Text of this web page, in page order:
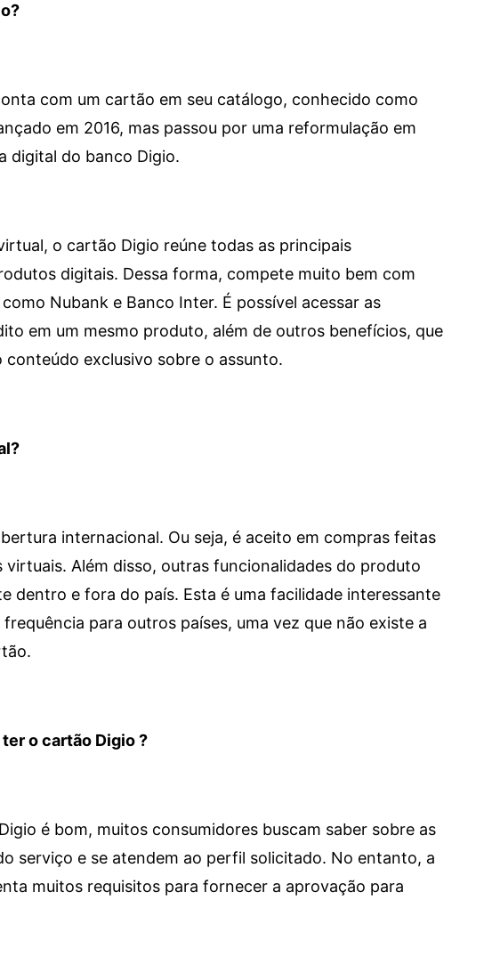
com um cartão em seu catálogo, conhecido como
em 2016, mas passou por uma reformulação em
digital do banco Digio.
o cartão Digio reúne todas as principais
digitais. Dessa forma, compete muito bem com
Nubank e Banco Inter. É possível acessar as
em um mesmo produto, além de outros benefícios, que
exclusivo sobre o assunto.
internacional. Ou seja, é aceito em compras feitas
virtuais. Além disso, outras funcionalidades do produto
dentro e fora do país. Esta é uma facilidade interessante
para outros países, uma vez que não existe a
o cartão Digio ?
é bom, muitos consumidores buscam saber sobre as
serviço e se atendem ao perfil solicitado. No entanto, a
muitos requisitos para fornecer a aprovação para